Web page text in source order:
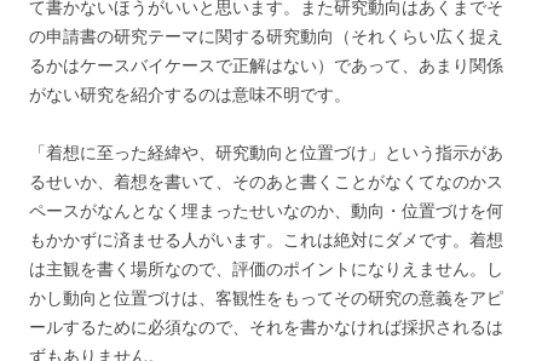
て書かないほうがいいと思います。また研究動向はあくまでそ
の申請書の研究テーマに関する研究動向（それくらい広く捉え
るかはケースバイケースで正解はない）であって、あまり関係
がない研究を紹介するのは意味不明です。
「着想に至った経緯や、研究動向と位置づけ」という指示があ
るせいか、着想を書いて、そのあと書くことがなくてなのかス
ペースがなんとなく埋まったせいなのか、動向・位置づけを何
もかかずに済ませる人がいます。これは絶対にダメです。着想
は主観を書く場所なので、評価のポイントになりえません。し
かし動向と位置づけは、客観性をもってその研究の意義をアピ
ールするために必須なので、それを書かなければ採択されるは
ずもありません。